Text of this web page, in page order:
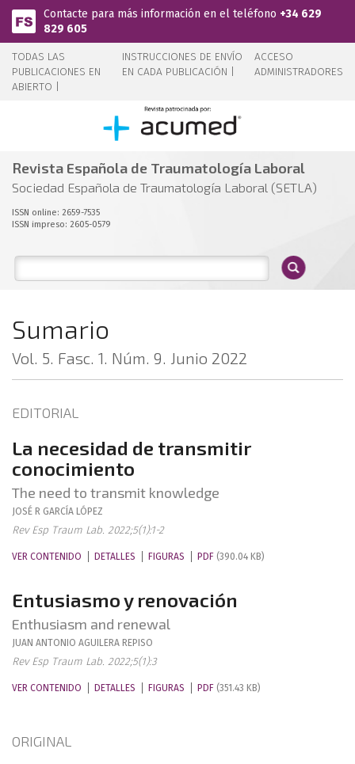
Pasar al contenido principal
Contacte para más información en el teléfono +34 629
829 605
TODAS LAS
PUBLICACIONES EN
ABIERTO |
INSTRUCCIONES DE ENVÍO
EN CADA PUBLICACIÓN |
ACCESO
ADMINISTRADORES
Revista Española de Traumatología Laboral
Sociedad Española de Traumatología Laboral (SETLA)
ISSN online: 2659-7535
ISSN impreso: 2605-0579
Sumario
Vol. 5. Fasc. 1. Núm. 9. Junio 2022
EDITORIAL
La necesidad de transmitir
conocimiento
The need to transmit knowledge
JOSÉ R GARCÍA LÓPEZ
Rev Esp Traum Lab. 2022;5(1):1-2
VER CONTENIDO DETALLES FIGURAS PDF (390.04 KB)
Entusiasmo y renovación
Enthusiasm and renewal
JUAN ANTONIO AGUILERA REPISO
Rev Esp Traum Lab. 2022;5(1):3
VER CONTENIDO DETALLES FIGURAS PDF (351.43 KB)
ORIGINAL